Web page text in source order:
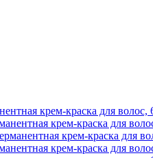
крем-краска для волос,
крем-краска для
крем-краска для
крем-краска для